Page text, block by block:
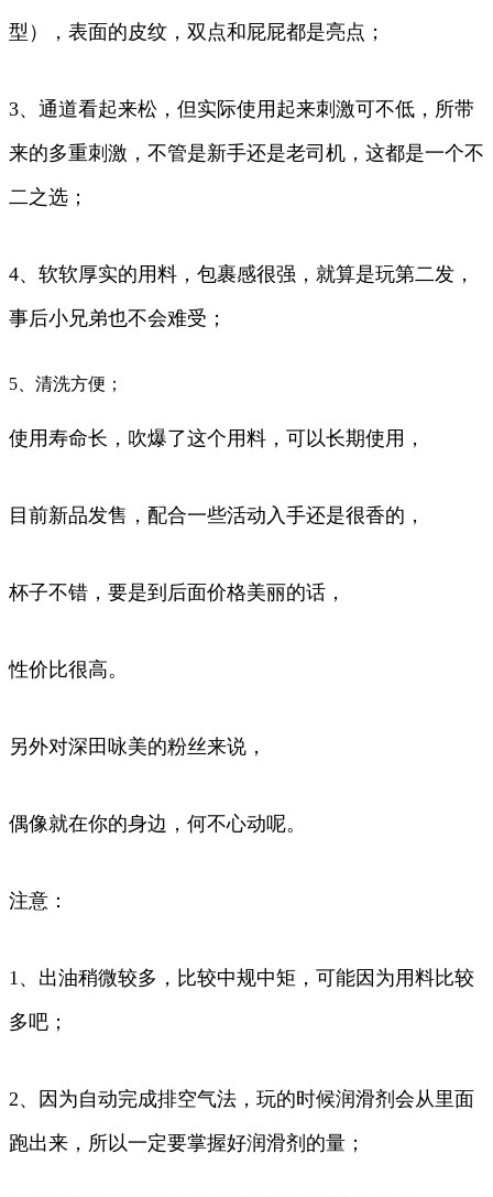
型），表面的皮纹，双点和屁屁都是亮点；
3、通道看起来松，但实际使用起来刺激可不低，所带
来的多重刺激，不管是新手还是老司机，这都是一个不
二之选；
4、软软厚实的用料，包裹感很强，就算是玩第二发，
事后小兄弟也不会难受；
5、清洗方便；
使用寿命长，吹爆了这个用料，可以长期使用，
目前新品发售，配合一些活动入手还是很香的，
杯子不错，要是到后面价格美丽的话，
性价比很高。
另外对深田咏美的粉丝来说，
偶像就在你的身边，何不心动呢。
注意：
1、出油稍微较多，比较中规中矩，可能因为用料比较
多吧；
2、因为自动完成排空气法，玩的时候润滑剂会从里面
跑出来，所以一定要掌握好润滑剂的量；